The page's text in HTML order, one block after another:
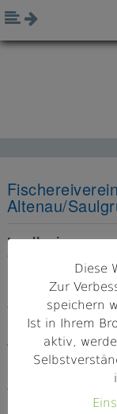
Fischereiverein
Altenau/
Landkreis
Garmisch-
Oberbayern
Adresse
82442 Saulgrub,
Webseite
https://
Diese
Zur
speichern
Ist in Ihrem
aktiv,